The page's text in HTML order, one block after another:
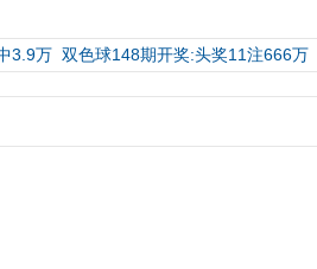
3.9万 双色球148期开奖:头奖11注666万